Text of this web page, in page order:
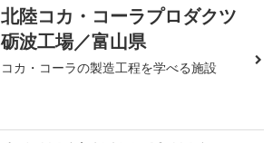
北陸コカ・コーラプロダクツ
砺波工場／富山県
コカ・コーラの製造工程を学べる施設